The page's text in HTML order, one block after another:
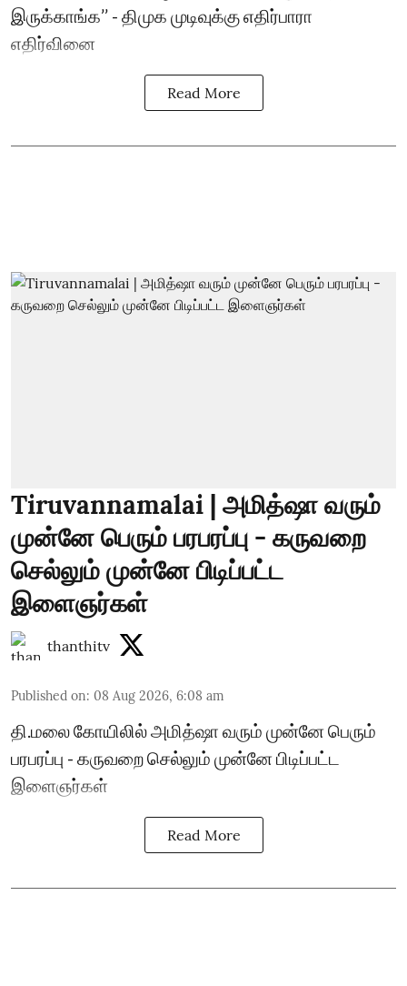
இருக்காங்க’’ - திமுக முடிவுக்கு எதிர்பாரா
எதிர்வினை
Read More
Tiruvannamalai | அமித்ஷா வரும்
முன்னே பெரும் பரபரப்பு - கருவறை
செல்லும் முன்னே பிடிப்பட்ட
இளைஞர்கள்
thanthitv
Published on: 08 Aug 2026, 6:08 am
தி.மலை கோயிலில் அமித்ஷா வரும் முன்னே பெரும்
பரபரப்பு - கருவறை செல்லும் முன்னே பிடிப்பட்ட
இளைஞர்கள்
Read More